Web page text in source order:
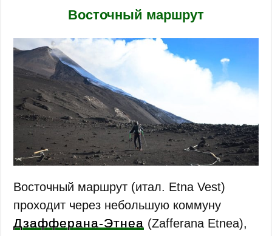
Восточный маршрут
Восточный маршрут (итал. Etna Vest)
проходит через небольшую коммуну
Дзафферана-Этнеа (Zafferana Etnea),